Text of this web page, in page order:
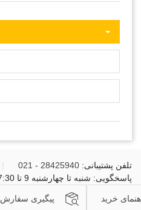
تلفن پشتیبانی: 28425940 - 021
پاسخگویی: شنبه تا چهارشنبه 9 تا 17:30، پنجشنبه 9 تا 14:30
خرید پیگیری سفارش